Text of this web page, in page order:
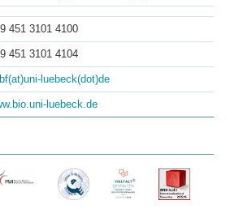
451 3101 4100
451 3101 4104
luebeck(dot)de
luebeck.de